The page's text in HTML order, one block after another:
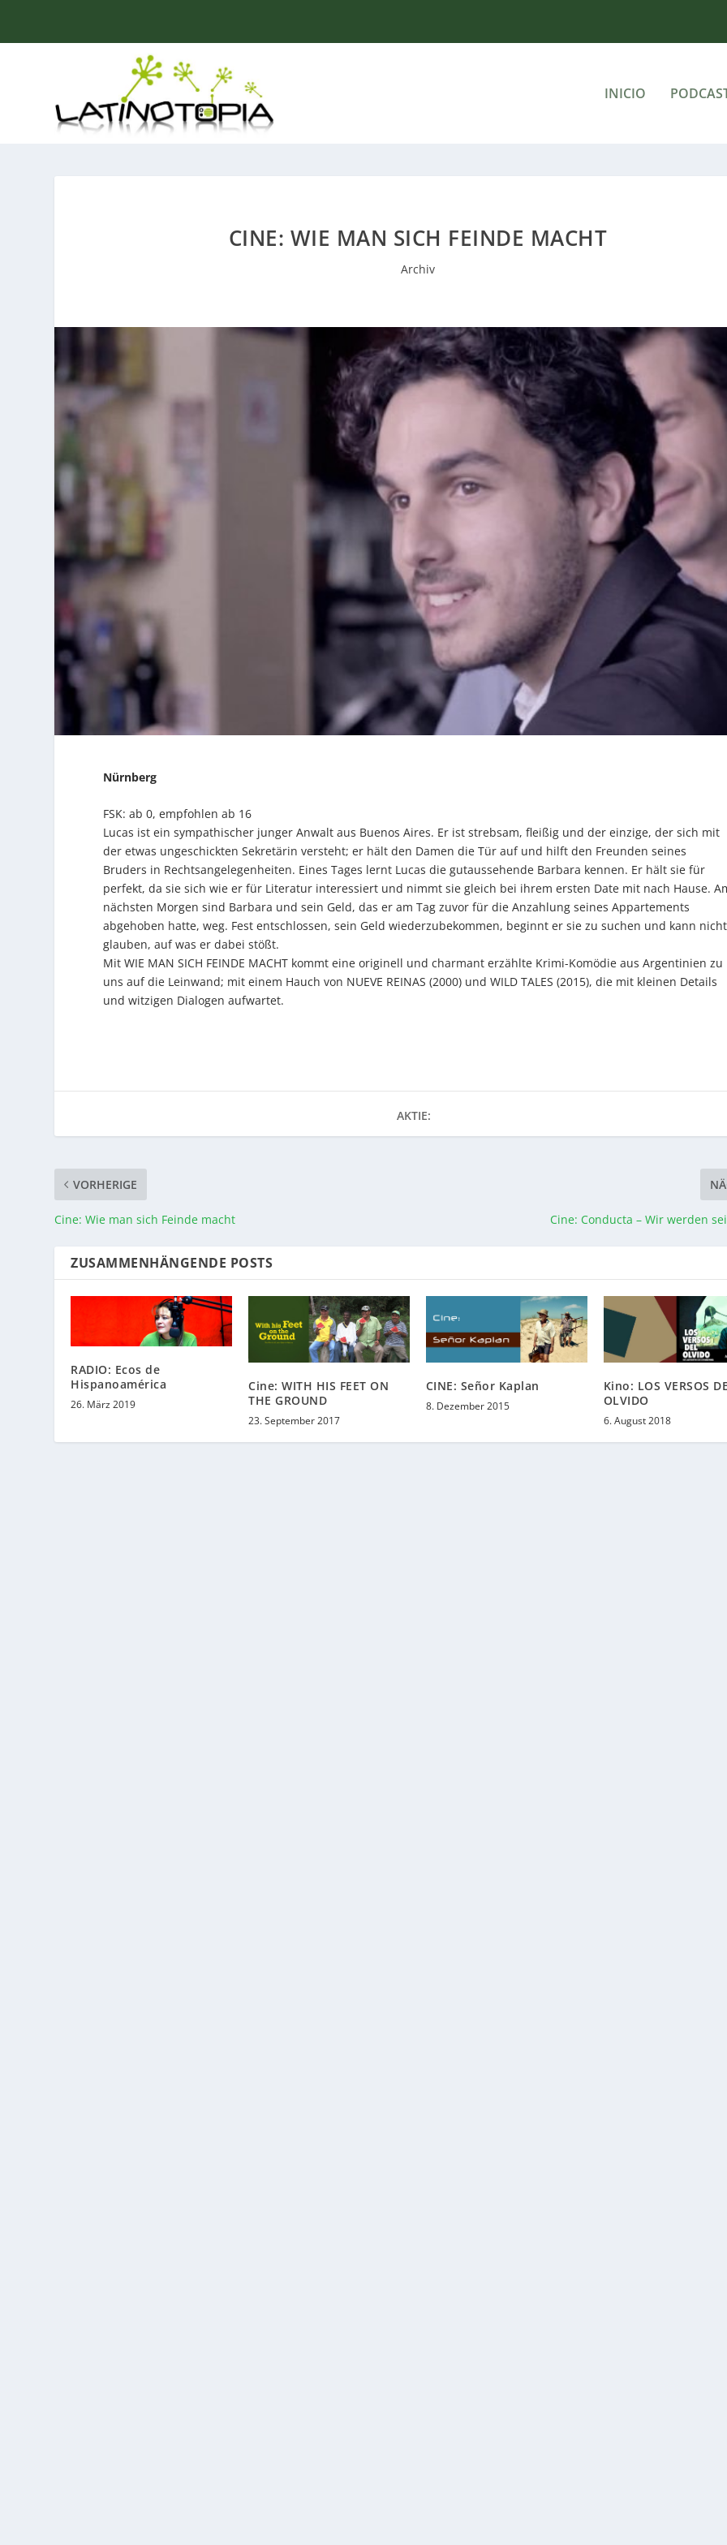
INICIO
CINE: WIE MAN SICH FEINDE MACHT
Archiv
Nürnberg
FSK: ab 0, empfohlen ab 16
Lucas ist ein sympathischer junger Anwalt aus Buenos Aires. Er ist strebsam, fleißig und der einzige, der sich mit
der etwas ungeschickten Sekretärin versteht; er hält den Damen die Tür auf und hilft den Freunden seines
Bruders in Rechtsangelegenheiten. Eines Tages lernt Lucas die gutaussehende Barbara kennen. Er hält sie für
perfekt, da sie sich wie er für Literatur interessiert und nimmt sie gleich bei ihrem ersten Date mit nach Hause.
nächsten Morgen sind Barbara und sein Geld, das er am Tag zuvor für die Anzahlung seines Appartements
abgehoben hatte, weg. Fest entschlossen, sein Geld wiederzubekommen, beginnt er sie zu suchen und kann nicht
glauben, auf was er dabei stößt.
Mit WIE MAN SICH FEINDE MACHT kommt eine originell und charmant erzählte Krimi-Komödie aus Argentinien zu
uns auf die Leinwand; mit einem Hauch von NUEVE REINAS (2000) und WILD TALES (2015), die mit kleinen Details
und witzigen Dialogen aufwartet.
AKTIE:
VORHERIGE
Cine: Wie man sich Feinde macht Cine: Conducta – Wir werden
ZUSAMMENHÄNGENDE POSTS
RADIO: Ecos de
Hispanoamérica
26. März 2019
Cine: WITH HIS FEET ON
THE GROUND
23. September 2017
CINE: Señor Kaplan
8. Dezember 2015
Kino: LOS VERSOS
OLVIDO
6. August 2018